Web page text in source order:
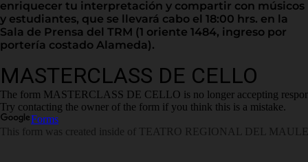
enriquecer tu interpretación y compartir con músicos
y estudiantes, que se llevará cabo el 18:00 hrs. en la
Sala de Prensa del TRM (1 oriente 1484, ingreso por
portería costado Alameda).